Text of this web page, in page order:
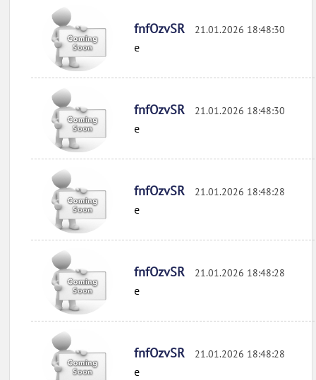
fnfOzvSR 21.01.2026 18:48:30
e
fnfOzvSR 21.01.2026 18:48:30
e
fnfOzvSR 21.01.2026 18:48:28
e
fnfOzvSR 21.01.2026 18:48:28
e
fnfOzvSR 21.01.2026 18:48:28
e